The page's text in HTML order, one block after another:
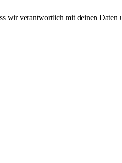
wir verantwortlich mit deinen Daten